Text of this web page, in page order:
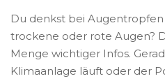
Du denkst bei
trockene oder rote Augen?
Menge wichtiger Infos.
Klimaanlage läuft oder der